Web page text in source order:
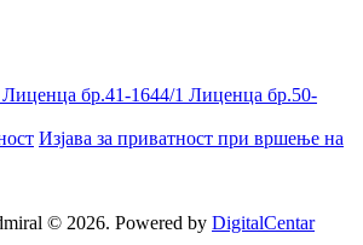
Лиценца бр.41-1644/1 Лиценца бр.50-
Изјава за приватност при вршење на
© 2026. Powered by DigitalCentar